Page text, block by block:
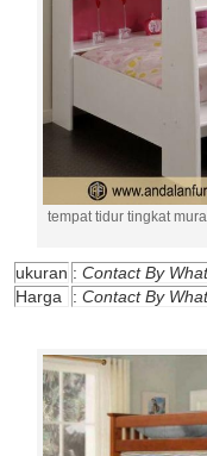
tempat tidur tingkat
ukuran : Contact By
Harga
: Contact By